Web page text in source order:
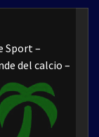
Sport –
del calcio –